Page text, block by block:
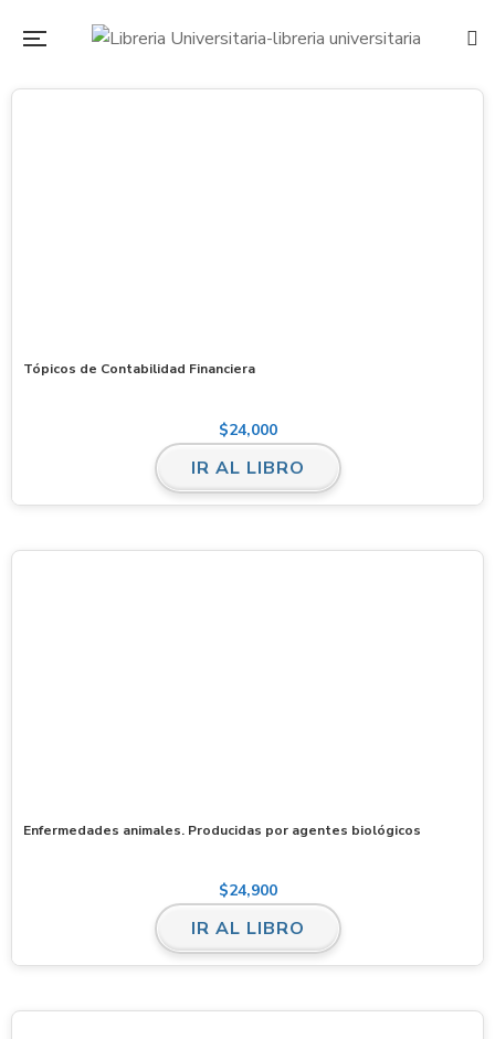
Tópicos de Contabilidad Financiera
$24,000
IR AL LIBRO
Enfermedades animales. Producidas por agentes biológicos
$24,900
IR AL LIBRO